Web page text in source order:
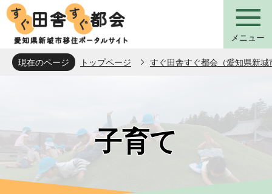
こ
の
メニュー
現在のページ トップページ すぐ田舎すぐ都会（愛知県新
こ
ら
子育て